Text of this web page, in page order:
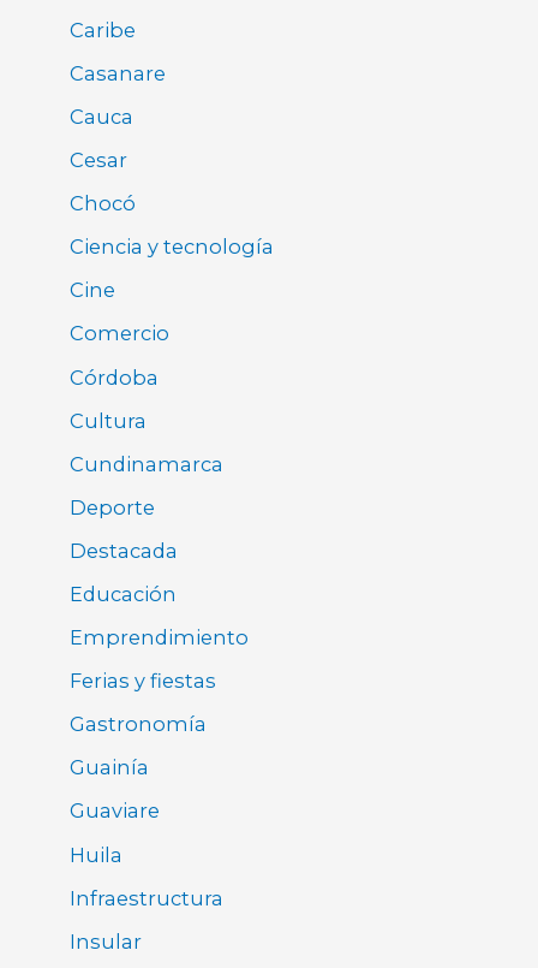
Caribe
Casanare
Cauca
Cesar
Chocó
Ciencia y tecnología
Cine
Comercio
Córdoba
Cultura
Cundinamarca
Deporte
Destacada
Educación
Emprendimiento
Ferias y fiestas
Gastronomía
Guainía
Guaviare
Huila
Infraestructura
Insular